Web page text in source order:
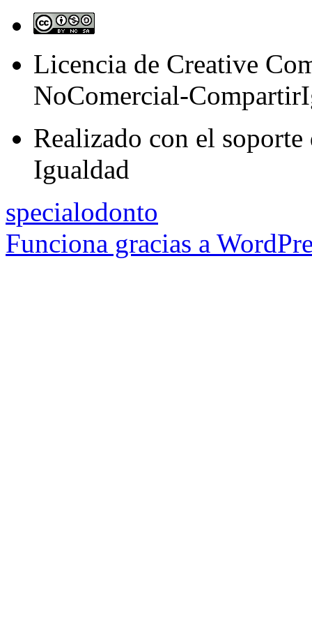
Licencia de Creative
NoComercial-
Realizado con el
Igualdad
specialodonto
Funciona gracias a